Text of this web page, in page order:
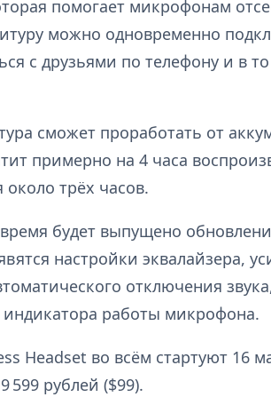
помогает микрофонам
можно одновременно
с друзьями по телефону и в
сможет проработать от
примерно на 4 часа
около трёх часов.
будет выпущено
настройки эквалайзера,
отключения
индикатора работы микрофона.
Headset во всём стартуют 16
599 рублей ($99).